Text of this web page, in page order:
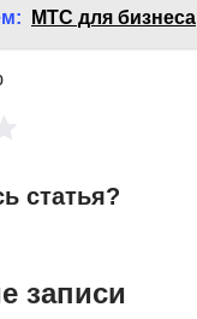
МТС для бизнеса
статья?
записи